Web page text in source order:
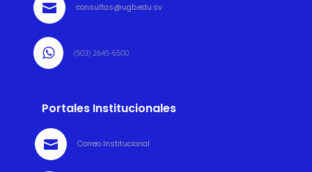
 consultas@ugb.edu.sv
 (503) 2645-6500
Portales Institucionales
 Correo Institucional